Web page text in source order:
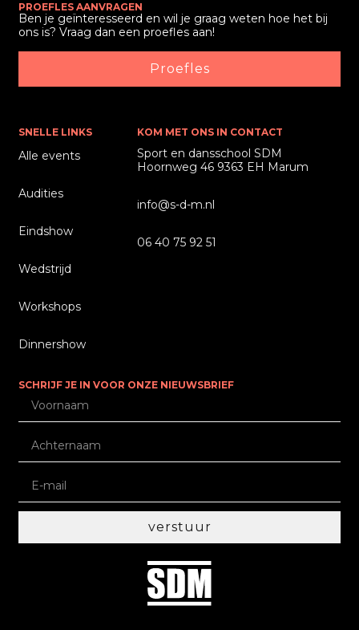
PROEFLES AANVRAGEN
Ben je geïnteresseerd en wil je graag weten hoe het bij
ons is? Vraag dan een proefles aan!
Proefles
SNELLE LINKS
Alle events
Audities
Eindshow
Wedstrijd
Workshops
Dinnershow
KOM MET ONS IN CONTACT
Sport en dansschool SDM
Hoornweg 46 9363 EH Marum
info@s-d-m.nl
06 40 75 92 51
SCHRIJF JE IN VOOR ONZE NIEUWSBRIEF
verstuur